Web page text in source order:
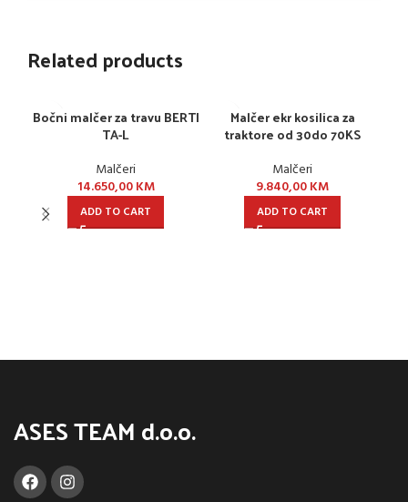
Related products
Bočni malčer za travu BERTI
TA-L
Malčeri
14.650,00KM
ADD TO CART
Malčer ekr kosilica za
traktore od 30do 70KS
Malčeri
9.840,00KM
ADD TO CART
ASES TEAM d.o.o.